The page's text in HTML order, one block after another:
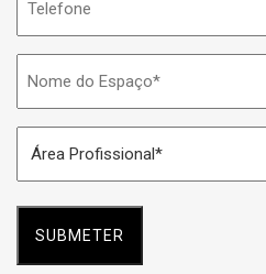
do
Espaço
Profissional
*